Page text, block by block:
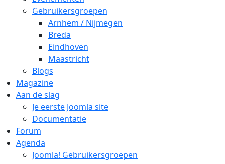
Gebruikersgroepen
Arnhem / Nijmegen
Breda
Eindhoven
Maastricht
Blogs
Magazine
Aan de slag
Je eerste Joomla site
Documentatie
Forum
Agenda
Joomla! Gebruikersgroepen